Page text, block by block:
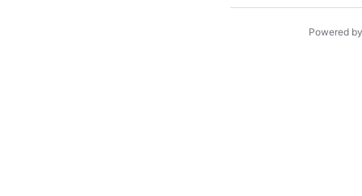
Powered